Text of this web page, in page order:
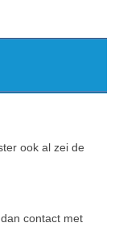
ook al zei de
contact met